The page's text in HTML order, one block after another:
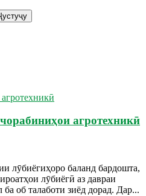
агротехникӣ
лӯбиёгиҳоро баланд бардошта,
лӯбиёгӣ аз давраи
об талаботи зиёд дорад. Дар...